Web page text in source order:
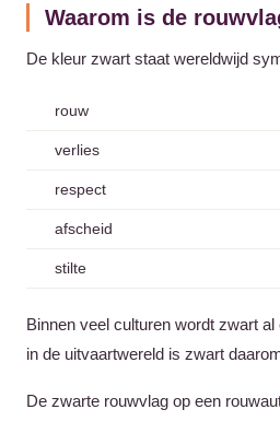
Waarom is de
De kleur zwart staat wereldwijd
rouw
verlies
respect
afscheid
stilte
Binnen veel culturen wordt zwart
in de uitvaartwereld is zwart
De zwarte rouwvlag op een